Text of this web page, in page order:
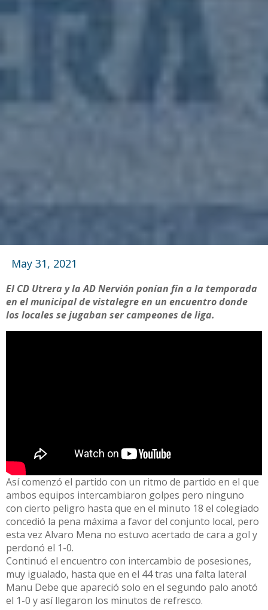
May 31, 2021
El CD Utrera y la AD Nervión ponían fin a la temporada
en el municipal de vistalegre en un encuentro donde
los locales se jugaban ser campeones de liga.
Así comenzó el partido con un ritmo de partido en el que
ambos equipos intercambiaron golpes pero ninguno
con cierto peligro hasta que en el minuto 18 el colegiado
concedió la pena máxima a favor del conjunto local, pero
esta vez Alvaro Mena no estuvo acertado de cara a gol y
perdonó el 1-0.
Continuó el encuentro con intercambio de posesiones,
muy igualado, hasta que en el 44 tras una falta lateral
Manu Debe que apareció solo en el segundo palo anotó
el 1-0 y así llegaron los minutos de refresco.